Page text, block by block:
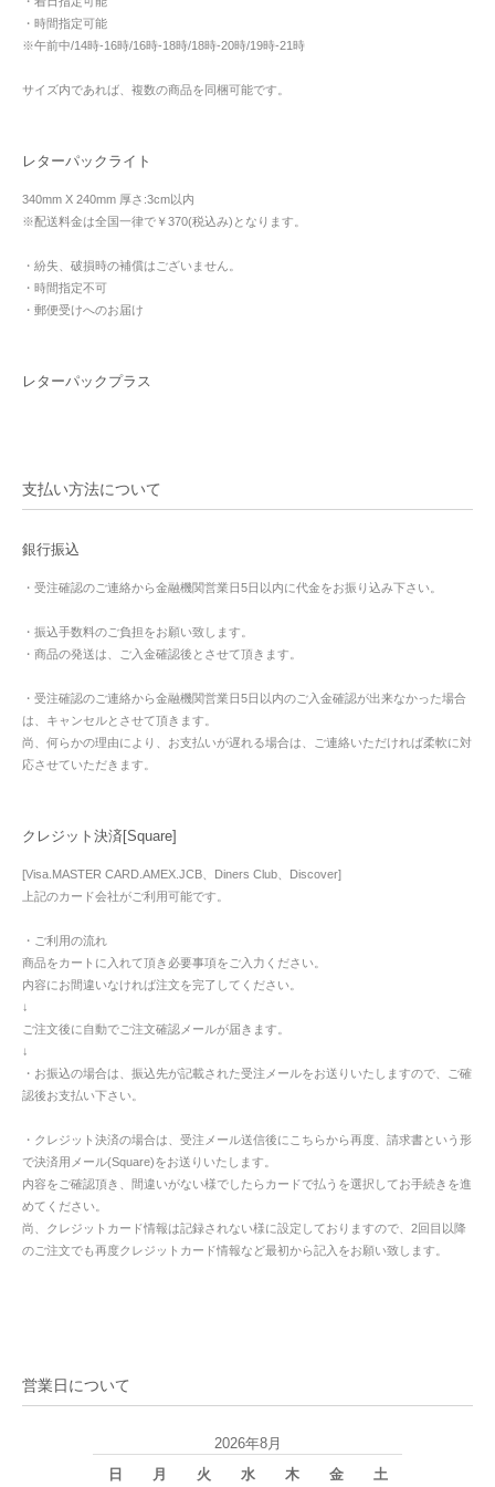
・時間指定可能
※午前中/14時-16時/16時-18時/18時-20時/19時-21時
サイズ内であれば、複数の商品を同梱可能です。
レターパックライト
340mm X 240mm 厚さ:3cm以内
※配送料金は全国一律で￥370(税込み)となります。
・紛失、破損時の補償はございません。
・時間指定不可
・郵便受けへのお届け
レターパックプラス
支払い方法について
銀行振込
・受注確認のご連絡から金融機関営業日5日以内に代金をお振り込み下さい。
・振込手数料のご負担をお願い致します。
・商品の発送は、ご入金確認後とさせて頂きます。
・受注確認のご連絡から金融機関営業日5日以内のご入金確認が出来なかった場合
は、キャンセルとさせて頂きます。
尚、何らかの理由により、お支払いが遅れる場合は、ご連絡いただければ柔軟に対
応させていただきます。
クレジット決済[Square]
[Visa.MASTER CARD.AMEX.JCB、Diners Club、Discover]
上記のカード会社がご利用可能です。
・ご利用の流れ
商品をカートに入れて頂き必要事項をご入力ください。
内容にお間違いなければ注文を完了してください。
↓
ご注文後に自動でご注文確認メールが届きます。
↓
・お振込の場合は、振込先が記載された受注メールをお送りいたしますので、ご確
認後お支払い下さい。
・クレジット決済の場合は、受注メール送信後にこちらから再度、請求書という形
で決済用メール(Square)をお送りいたします。
内容をご確認頂き、間違いがない様でしたらカードで払うを選択してお手続きを進
めてください。
尚、クレジットカード情報は記録されない様に設定しておりますので、2回目以降
のご注文でも再度クレジットカード情報など最初から記入をお願い致します。
営業日について
2026年8月
日
月 火 水 木 金 土